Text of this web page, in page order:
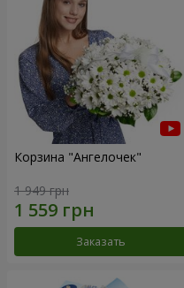
Корзина "Ангелочек"
1 949 грн
Заказать